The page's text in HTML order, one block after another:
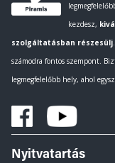
kezdesz,
szolgáltatásban részesülj
számodra fontos szempont.
legmegfelelőbb hely, ahol
Nyitvatartás